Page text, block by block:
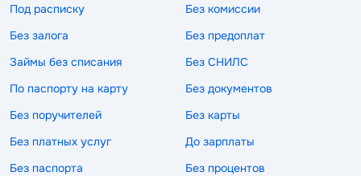
Под расписку
Без комиссии
Без залога
Без предоплат
Займы без списания
Без СНИЛС
По паспорту на карту
Без документов
Без поручителей
Без карты
Без платных услуг
До зарплаты
Без паспорта
Без процентов